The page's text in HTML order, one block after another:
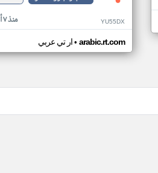
منذ ٧ أشهر YU55DX
ار تي عربي• arabic.rt.com